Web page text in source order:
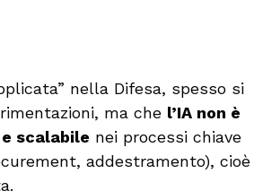
nella Difesa, spesso si
ma che l’IA non è
scalabile nei processi chiave
addestramento), cioè